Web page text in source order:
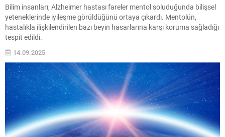
Bilim insanları, Alzheimer hastası fareler mentol soluduğunda bilişsel
yeteneklerinde iyileşme görüldüğünü ortaya çıkardı. Mentolün,
hastalıkla ilişkilendirilen bazı beyin hasarlarına karşı koruma sağladığı
tespit edildi.
14.09.2025